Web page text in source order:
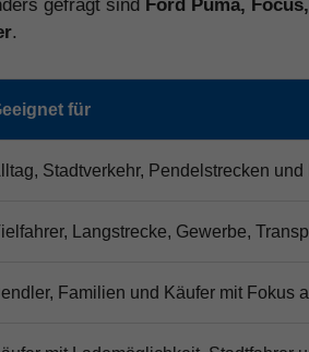
gefragt sind Ford Puma,
.
für
Stadtverkehr, Pendelstrecken
Langstrecke, Gewerbe,
Familien und Käufer mit Fokus